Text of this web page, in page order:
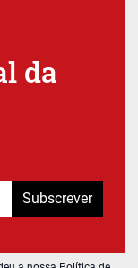
da
Subscrever